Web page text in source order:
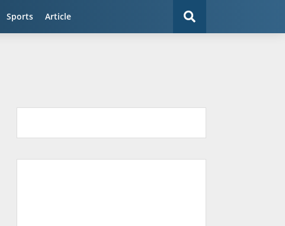
Sports Article